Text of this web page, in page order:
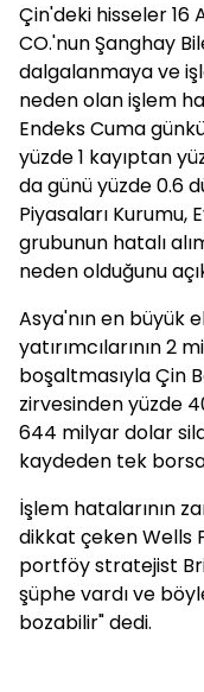
Çin'deki hisseler
CO.'nun Şanghay
dalgalanmaya ve
neden olan işlem
Endeks Cuma
yüzde 1 kayıptan
da günü yüzde 0.6
Piyasaları Kurumu,
grubunun hatalı
neden olduğunu
Asya'nın en büyük
yatırımcılarının 2
boşaltmasıyla Çin
zirvesinden yüzde
644 milyar dolar
kaydeden tek borsa
İşlem hatalarının
dikkat çeken Wells
portföy stratejist
şüphe vardı ve
bozabilir" dedi.